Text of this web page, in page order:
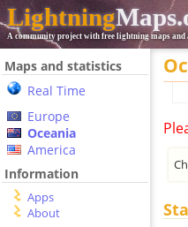
Lightning
A community project with free lightning maps and
Maps and statistics
Real Time
Europe
Oceania
America
Information
Apps
About